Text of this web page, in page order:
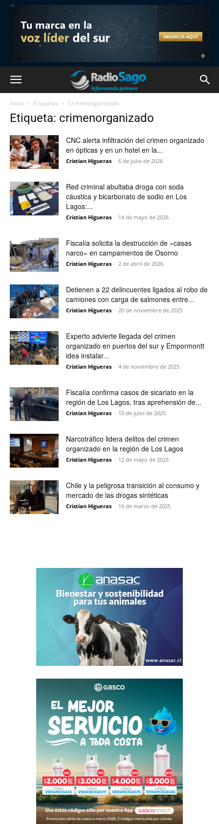
Inicio Etiquetas Crimenorganizado
Etiqueta: crimenorganizado
CNC alerta infiltración del crimen organizado
en ópticas y en un hotel en la...
Cristian Higueras - 6 de julio de 2026
Red criminal abultaba droga con soda
cáustica y bicarbonato de sodio en Los
Lagos:...
Cristian Higueras - 14 de mayo de 2026
Fiscalía solicita la destrucción de «casas
narco» en campamentos de Osorno
Cristian Higueras - 2 de abril de 2026
Detienen a 22 delincuentes ligados al robo de
camiones con carga de salmones entre...
Cristian Higueras - 20 de noviembre de 2025
Experto advierte llegada del crimen
organizado en puertos del sur y Empormontt
idea instalar...
Cristian Higueras - 4 de noviembre de 2025
Fiscalía confirma casos de sicariato en la
región de Los Lagos, tras aprehensión de...
Cristian Higueras - 10 de julio de 2025
Narcotráfico lidera delitos del crimen
organizado en la región de Los Lagos
Cristian Higueras - 12 de mayo de 2025
Chile y la peligrosa transición al consumo y
mercado de las drogas sintéticas
Cristian Higueras - 16 de marzo de 2025